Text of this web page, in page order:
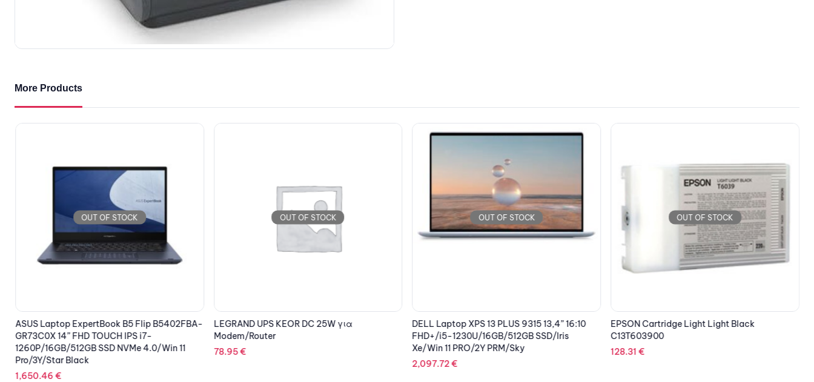
More Products
OUT OF STOCK
ASUS Laptop ExpertBook B5 Flip B5402FBA-
GR73C0X 14” FHD TOUCH IPS i7-
1260P/16GB/512GB SSD NVMe 4.0/Win 11
Pro/3Y/Star Black
1,650.46€
OUT OF STOCK
LEGRAND UPS KEOR DC 25W για
Modem/Router
78.95€
OUT OF STOCK
DELL Laptop XPS 13 PLUS 9315 13,4” 16:10
FHD+/i5-1230U/16GB/512GB SSD/Iris
Xe/Win 11 PRO/2Y PRM/Sky
2,097.72€
OUT OF STOCK
EPSON Cartridge Light Light Black
C13T603900
128.31€